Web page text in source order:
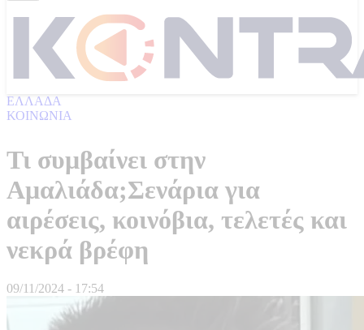
ΕΛΛΑΔΑ
ΚΟΙΝΩΝΙΑ
Τι συμβαίνει στην
Αμαλιάδα;Σενάρια για
αιρέσεις, κοινόβια, τελετές και
νεκρά βρέφη
09/11/2024 - 17:54